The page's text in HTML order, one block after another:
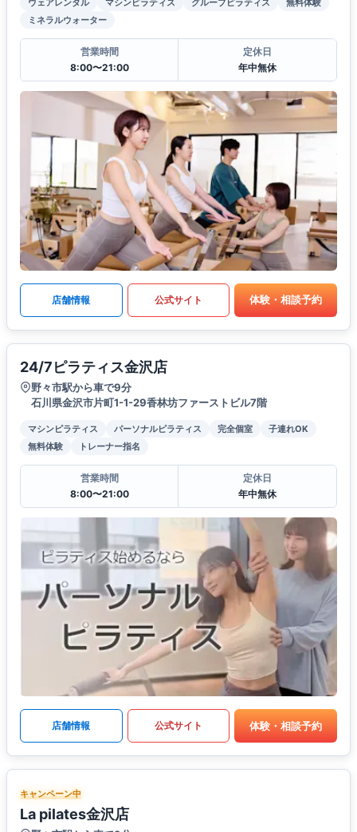
ウェアレンタル マシンピラティス グループピラティス
無料体験
ミネラルウォーター
営業時間
8:00〜21:00
定休日
年中無休
店舗情報 公式サイト 体験・相談予約
24/7ピラティス金沢店
野々市駅から車で9分
石川県金沢市片町1-1-29香林坊ファーストビル7階
マシンピラティス パーソナルピラティス 完全個室
子連れOK
無料体験
トレーナー指名
営業時間
8:00〜21:00
定休日
年中無休
店舗情報 公式サイト 体験・相談予約
キャンペーン中
La pilates金沢店